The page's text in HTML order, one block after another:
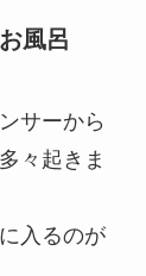
風呂
サーから
々起きま
入るのが